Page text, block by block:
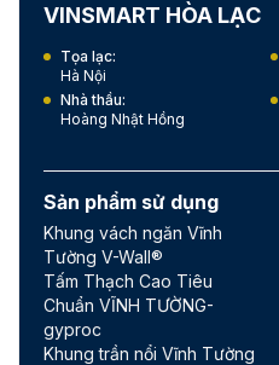
VINSMART HÒA LẠC
Tọa lạc:
Hà Nội
Nhà thầu:
Hoàng Nhật Hồng
Sản phẩm sử dụng
Khung vách ngăn Vĩnh
Tường V-Wall®
Tấm Thạch Cao Tiêu
Chuẩn VĨNH TƯỜNG-
gyproc
Khung trần nổi Vĩnh Tường